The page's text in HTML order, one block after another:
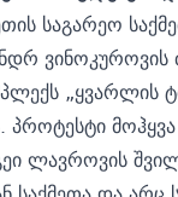
საგარეო
„ყვარლის
პროტესტი
ლავროვის